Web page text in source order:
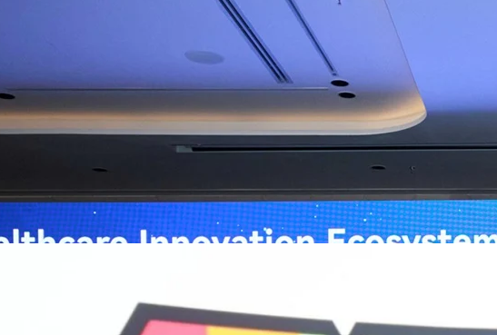
หน้าปฏิวัติวงการสาธารณสุขไทยด้วย AI เปิดตัว 4 นวัตกรรมเปลี่ยน
รื่อง AI เพื่อการแพทย์ในประเทศไทย
หาคม 2569 — หัวเว่ย จัดงาน “Huawei AI+ Healthcare Summit” ภายใต้งาน Huawei
& AI Summit 2026 รวมผู้นำด้านนโยบายสาธารณสุข ผู้บริหารโรงพยาบาลชั้นนำ และ
โนโลยีจากไทยและจีน ร่วมขับเคลื่อนอนาคตของระบบสาธารณสุขไทยด้วยนวัตกรรมและ
(AI) พร้อมประกาศความร่วมมือครั้งสำคัญเพื่อยกระดับ Healthcare Ecosystem ของ
เป็นทางการ นายปีเตอร์ จาง ประธานกลุ่มธุรกิจการศึกษาและสาธารณสุขต่างประเทศ บริษัท หัว
จำกัด ได้กล่าวถึงความมุ่งมั่นของหัวเว่ยในการสนับสนุนการเปลี่ยนผ่านสู่ยุคดิจิทัลของระบบ
และบทบาทของเทคโนโลยี AI ในการยกระดับคุณภาพการให้บริการทางการแพทย์ให้เข้าถึง
งทั่วถึงมากขึ้น ภายใต้แนวคิด “AI for Health, Health for All” “วันนี้ปัญญาประดิษฐ์กำลังเข้า
อุตสาหกรรมสาธารณสุขอย่างรวดเร็ว หัวเว่ยมีประสบการณ์ตรงจากการพัฒนาแพลตฟอร์ม
น เราเชื่อมั่นว่าความร่วมมือระหว่างหัวเว่ยกับพันธมิตรไทยในวันนี้จะช่วยผลักดันวิสัยทัศน์…
Revenue เร่งเครื่อง New Growth Engine พร้อมจ่ายปันผล 0.10